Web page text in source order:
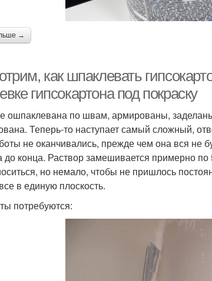
→
как шпаклевать
гипсокартона под покраску
ошпаклевана по швам, армированы,
Теперь-то наступает самый сложный,
не оканчивались, прежде чем она вся не
до конца. Раствор замешивается примерно
но немало, чтобы не пришлось
в единую плоскость.
потребуются: